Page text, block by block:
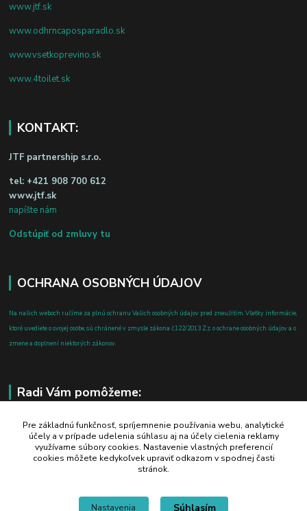
www.jtf.sk
www.odhrncaposparadlo.sk
www.vsetkoprevino.sk
www.4toilet.sk
KONTAKT:
JTF partnership s.r.o.
tel: +421 908 700 612
www.jtf.sk
napíšte nám
Odstúpiť od zmluvy tu
OCHRANA OSOBNÝCH ÚDAJOV
Na našich weboch ručíme za plnú ochranu Vašich osobných údajov pred zneužitím. Všetky informácie,
ktoré uvediete o svojej osobe, sú chránené v zmysle zákona č.122/2013 Z.z. o ochrane osobných údajov a o
zmene a doplnení niektorých zákonov.
Radi Vám pomôžeme:
+421 908 700 612
po-pia: 8.00 - 16.00
business@jtf.sk
Pre základnú funkčnosť, spríjemnenie používania webu, analytické
účely a v prípade udelenia súhlasu aj na účely cielenia reklamy
využívame súbory cookies. Nastavenie vlastných preferencií
cookies môžete kedykoľvek upraviť odkazom v spodnej časti
stránok.
Nastavenia Súhlasím